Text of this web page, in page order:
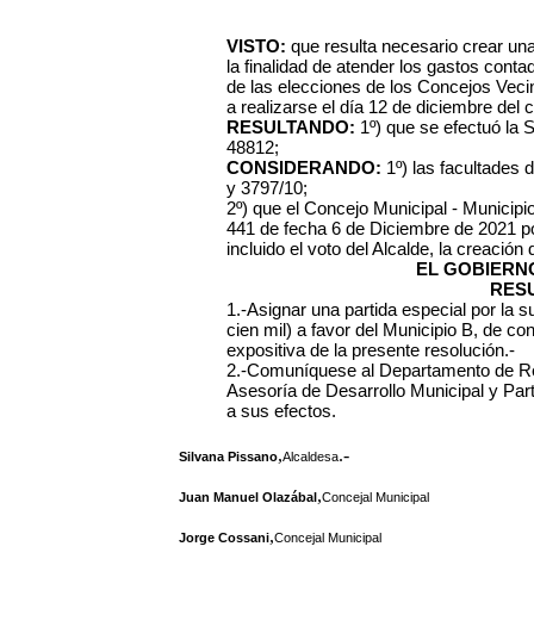
VISTO: que resulta necesario crear
la finalidad de atender los gastos
de las elecciones de los Concejos
a realizarse el día 12 de diciembre del
RESULTANDO: 1º) que se efectuó la
48812;
CONSIDERANDO: 1º) las facultades
y 3797/10;
2º) que el Concejo Municipal -
441 de fecha 6 de Diciembre de 2021
incluido el voto del Alcalde, la creación
EL
1.-Asignar una partida especial por la
cien mil) a favor del Municipio B, de
expositiva de la presente resolución.-
2.-Comuníquese al Departamento de
Asesoría de Desarrollo Municipal y
a sus efectos.
Silvana Pissano,Alcaldesa.-
Juan Manuel Olazábal,Concejal Municipal
Jorge Cossani,Concejal Municipal